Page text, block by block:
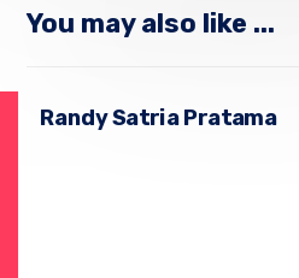
You may also like ...
Randy Satria Pratama